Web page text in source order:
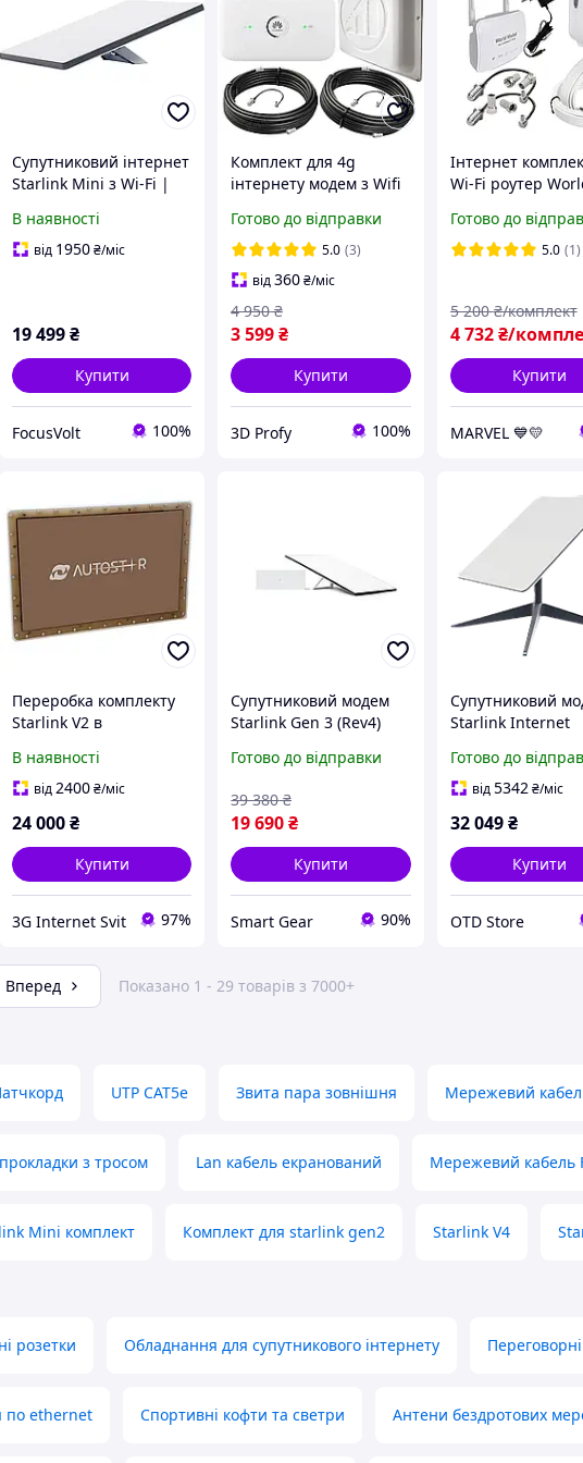
Супутниковий інтернет
Starlink Mini з Wi-Fi |
високою швидкістю до
100 Мбіт/с
В наявності
від 1950₴/міс
19 499₴
Купити
FocusVolt 100%
Комплект для 4g
інтернету модем з Wifi
дБ до 30 км + кабель +
перехідники
Готово до відправки
5.0 (3)
від360₴/міс
3 599₴
4 950 ₴
Купити
3D Profy 100%
Інтернет
Wi-Fi роутер
MINI та панельна
антена MIMO 2x15
Готово до
5.0 (1)
4 732 ₴/
5 200 ₴/комплект
Купити
MARVEL 💙💛
Переробка комплекту
Starlink V2 в
для авто /
Супутниковий інтернет
В наявності
від2400₴/міс
24 000₴
Купити
3G Internet Svit 97%
Супутниковий модем
Starlink Gen 3 (Rev4)
Готово до відправки
19 690₴
39 380 ₴
Купити
Smart Gear 90%
Супутниковий
Starlink Internet
Готово до
від5342 ₴/міс
32 049 ₴
Купити
OTD Store
Вперед Показано 1 - 29 товарів з 7000+
UTP CAT5e Звита пара зовнішня Мережевий
з тросом Lan кабель екранований Мережевий кабель
Mini комплект Комплект для starlink gen2 Starlink V4
розетки Обладнання для супутникового інтернету
по ethernet Спортивні кофти та светри Антени бездротових